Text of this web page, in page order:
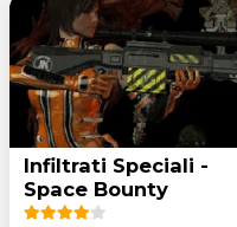
Infiltrati Speciali -
Space Bounty